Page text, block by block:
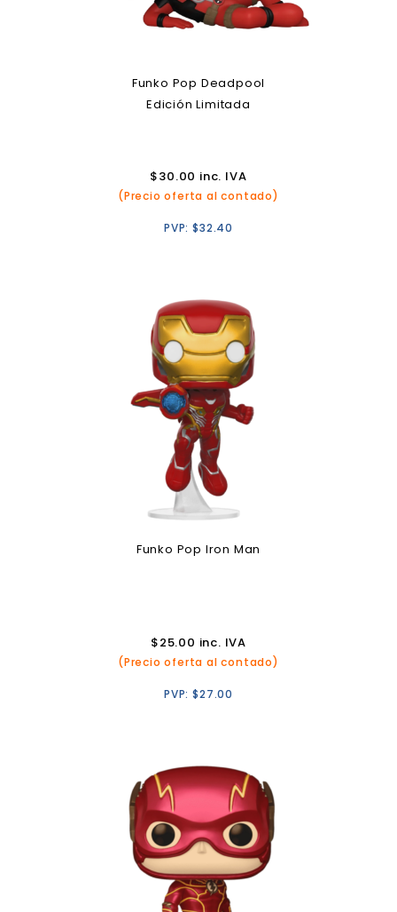
Funko Pop Deadpool
Edición Limitada
$30.00 inc. IVA
(Precio oferta al contado)
PVP:$32.40
Funko Pop Iron Man
$25.00 inc. IVA
(Precio oferta al contado)
PVP:$27.00